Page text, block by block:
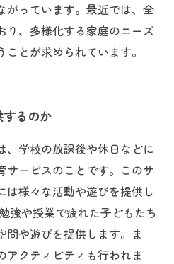
がっています。最近では、全
り、多様化する家庭のニーズ
とが求められています。
るのか
、学校の放課後や休日などに
サービスのことです。このサ
は様々な活動や遊びを提供し
強や授業で疲れた子どもたち
間や遊びを提供します。ま
アクティビティも行われま